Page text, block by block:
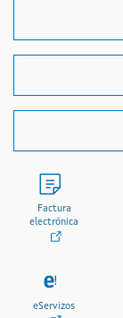
Factura
electrónica
eServizos